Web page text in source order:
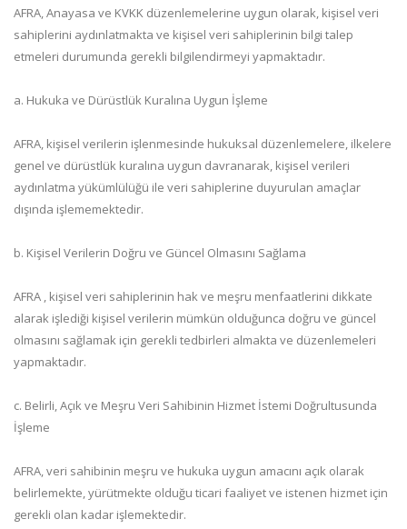
AFRA, Anayasa ve KVKK düzenlemelerine uygun olarak, kişisel veri
sahiplerini aydınlatmakta ve kişisel veri sahiplerinin bilgi talep
etmeleri durumunda gerekli bilgilendirmeyi yapmaktadır.
a. Hukuka ve Dürüstlük Kuralına Uygun İşleme
AFRA, kişisel verilerin işlenmesinde hukuksal düzenlemelere, ilkelere
genel ve dürüstlük kuralına uygun davranarak, kişisel verileri
aydınlatma yükümlülüğü ile veri sahiplerine duyurulan amaçlar
dışında işlememektedir.
b. Kişisel Verilerin Doğru ve Güncel Olmasını Sağlama
AFRA , kişisel veri sahiplerinin hak ve meşru menfaatlerini dikkate
alarak işlediği kişisel verilerin mümkün olduğunca doğru ve güncel
olmasını sağlamak için gerekli tedbirleri almakta ve düzenlemeleri
yapmaktadır.
c. Belirli, Açık ve Meşru Veri Sahibinin Hizmet İstemi Doğrultusunda
İşleme
AFRA, veri sahibinin meşru ve hukuka uygun amacını açık olarak
belirlemekte, yürütmekte olduğu ticari faaliyet ve istenen hizmet için
gerekli olan kadar işlemektedir.